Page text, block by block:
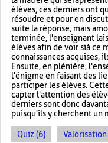
élèves, ces derniers ont
résoudre et pour en
suite la réponse, mais
terminée, l'enseignant
élèves afin de voir si à ce
connaissances acquises,
Ensuite, en plénière,
l'énigme en faisant des
participer les élèves.
capter l'attention des
derniers sont donc
puisqu'ils y cherchent un
Quiz (6) Valorisation